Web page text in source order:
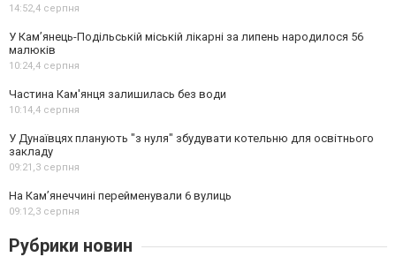
14:52,4 серпня
У Кам’янець-Подільській міській лікарні за липень народилося 56
малюків
10:24,4 серпня
Частина Кам'янця залишилась без води
10:14,4 серпня
У Дунаївцях планують "з нуля" збудувати котельню для освітнього
закладу
09:21,3 серпня
На Камʼянеччині перейменували 6 вулиць
09:12,3 серпня
Рубрики новин